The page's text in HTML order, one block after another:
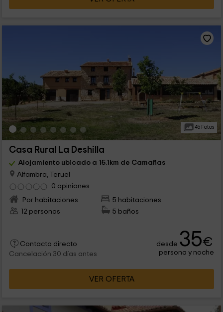
45 Fotos
Casa Rural La Deshilla
Alojamiento ubicado a 15.1km de Camañas
Alfambra, Teruel
0 opiniones
Por habitaciones
5 habitaciones
12 personas
5 baños
Contacto directo
Cancelación 30 días antes
desde 35€
persona y noche
VER OFERTA